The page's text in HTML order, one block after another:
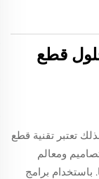
قطع
تعتبر تقنية قطع
ومعالم
باستخدام برامج